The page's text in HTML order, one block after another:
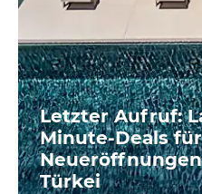
Letzter Aufruf:
Minute-Deals für
Türkei